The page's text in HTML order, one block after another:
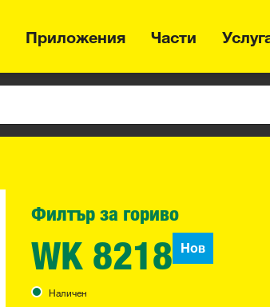
Приложения Части
Филтър за гориво
WK 8218 Нов
Наличен